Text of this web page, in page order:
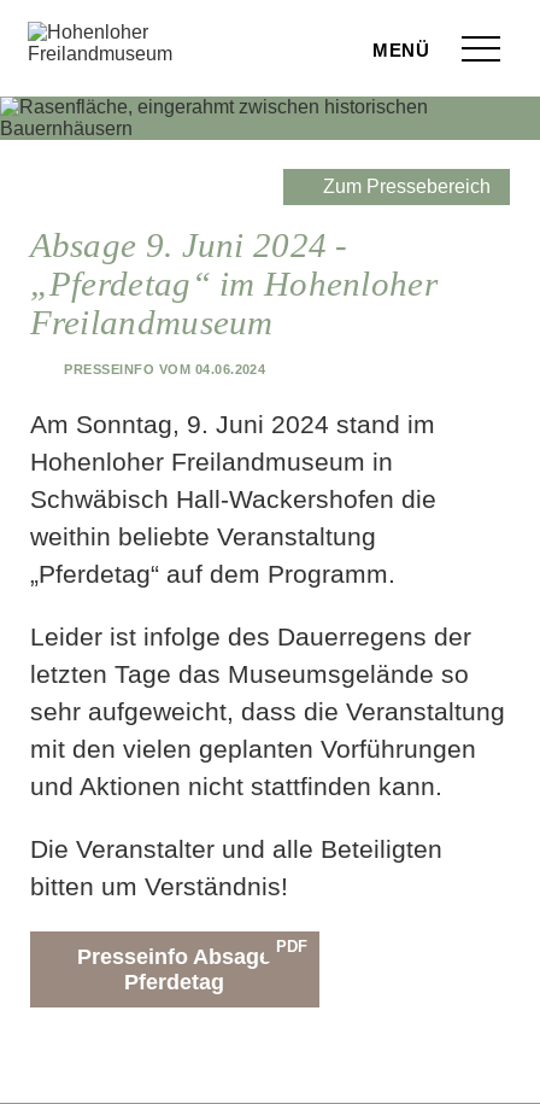
Menü
Besuch
Fragen
Zum Pressebereich
Absage 9. Juni 2024 -
„Pferdetag“ im Hohenloher
Freilandmuseum
Presseinfo vom 04.06.2024
Am Sonntag, 9. Juni 2024 stand im
Hohenloher Freilandmuseum in
Schwäbisch Hall-Wackershofen die
weithin beliebte Veranstaltung
„Pferdetag“ auf dem Programm.
Leider ist infolge des Dauerregens der
letzten Tage das Museumsgelände so
sehr aufgeweicht, dass die Veranstaltung
mit den vielen geplanten Vorführungen
und Aktionen nicht stattfinden kann.
Die Veranstalter und alle Beteiligten
bitten um Verständnis!
Presseinfo Absage
Pferdetag
PDF